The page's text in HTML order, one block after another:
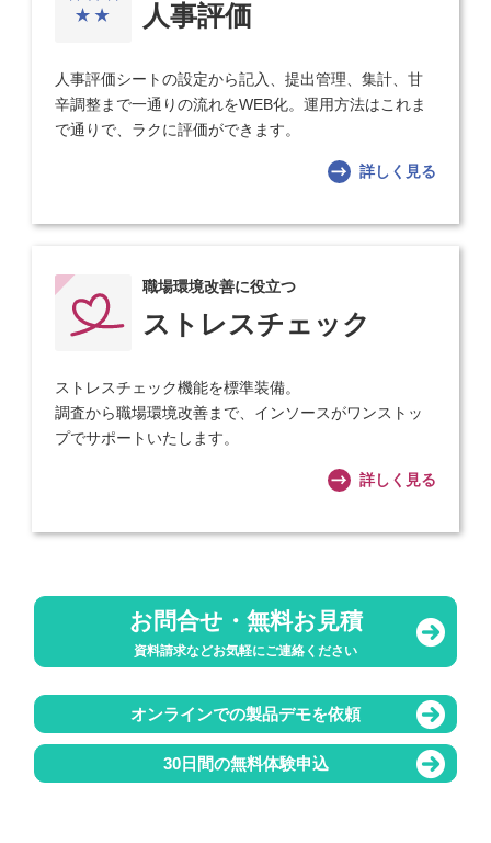
人事評価
人事評価シートの設定から記入、提出管理、集計、甘
辛調整まで一通りの流れをWEB化。運用方法はこれま
で通りで、ラクに評価ができます。
詳しく見る
職場環境改善に役立つ
ストレスチェック
ストレスチェック機能を標準装備。
調査から職場環境改善まで、インソースがワンストッ
プでサポートいたします。
詳しく見る
お問合せ・無料お見積
資料請求などお気軽にご連絡ください
オンラインでの製品デモを依頼
30日間の無料体験申込